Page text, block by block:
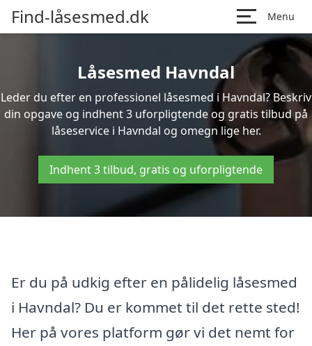
Find-låsesmed.dk Menu
Låsesmed Havndal
Leder du efter en professionel låsesmed i Havndal? Beskriv
din opgave og indhent 3 uforpligtende og gratis tilbud på
låseservice i Havndal og omegn lige her.
Indhent 3 tilbud, gratis og uforpligtende
Er du på udkig efter en pålidelig låsesmed
i Havndal? Du er kommet til det rette sted!
Her på vores platform gør vi det nemt for